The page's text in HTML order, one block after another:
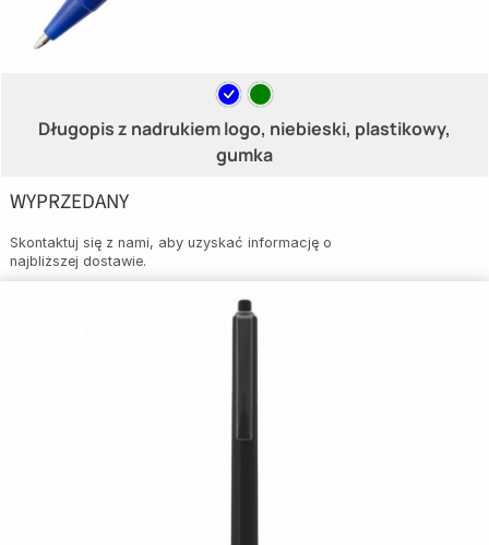
Długopis z nadrukiem logo, niebieski, plastikowy,
gumka
WYPRZEDANY
Skontaktuj się z nami, aby uzyskać informację o
najbliższej dostawie.